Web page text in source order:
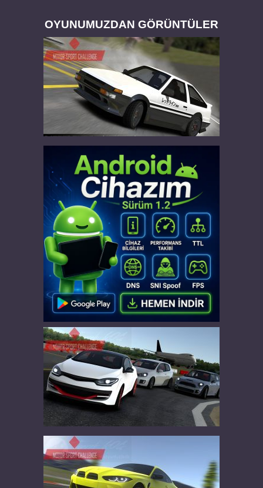
OYUNUMUZDAN GÖRÜNTÜLER